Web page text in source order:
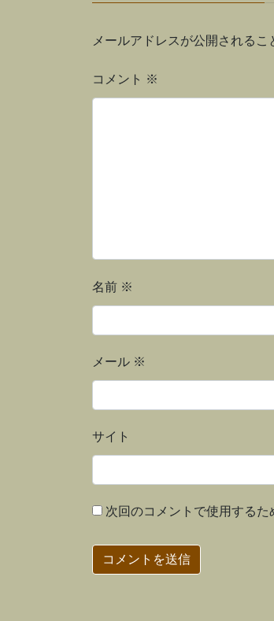
メールアドレスが公開されるこ
コメント ※
名前 ※
メール ※
サイト
次回のコメントで使用するた